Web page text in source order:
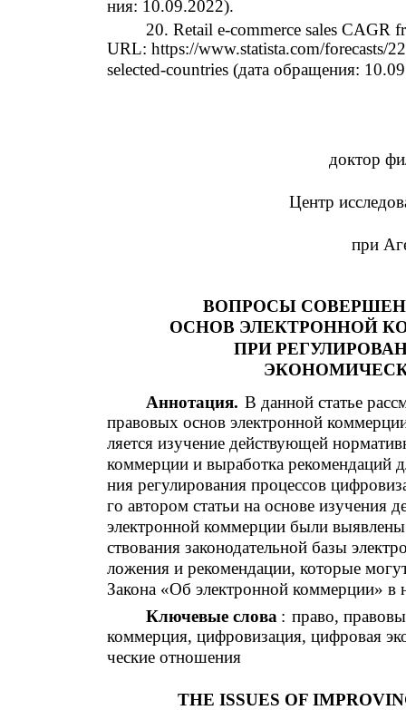
ния: 10.09.2022).
20. Retail e-commerce sales CAGR
URL: https://www.statista.com/forecasts/
selected-countries (дата обращения:
доктор
Центр
при
ВОПРОСЫ
ОСНОВ ЭЛЕКТРОННОЙ
ПРИ
Аннотация. В данной статье
правовых основ электронной
ляется изучение действующей
коммерции и выработка рекомендаций
ния регулирования процессов
го автором статьи на основе изучения
электронной коммерции были
ствования законодательной базы
ложения и рекомендации, которые
Закона «Об электронной коммерции» в
Ключевые слова : право,
коммерция, цифровизация, цифровая
ческие отношения
THE ISSUES OF